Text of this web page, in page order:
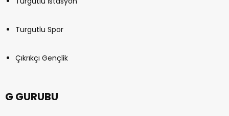
Turgutlu Spor
Çıkrıkçı Gençlik
G GURUBU